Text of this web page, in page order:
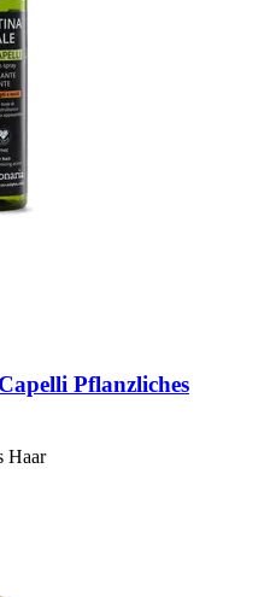
Pflanzliches
Haar